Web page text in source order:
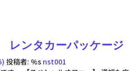
レンタカーパッケージ
投稿者: %s nst001